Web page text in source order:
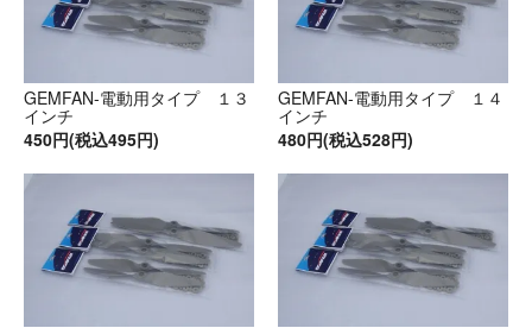
GEMFAN-電動用タイプ １３
インチ
450円(税込495円)
GEMFAN-電動用タイプ １４
インチ
480円(税込528円)